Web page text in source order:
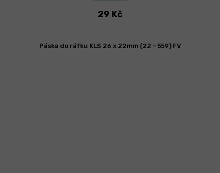
29 Kč
Páska do ráfku KLS 26 x 22mm (22 - 559) FV